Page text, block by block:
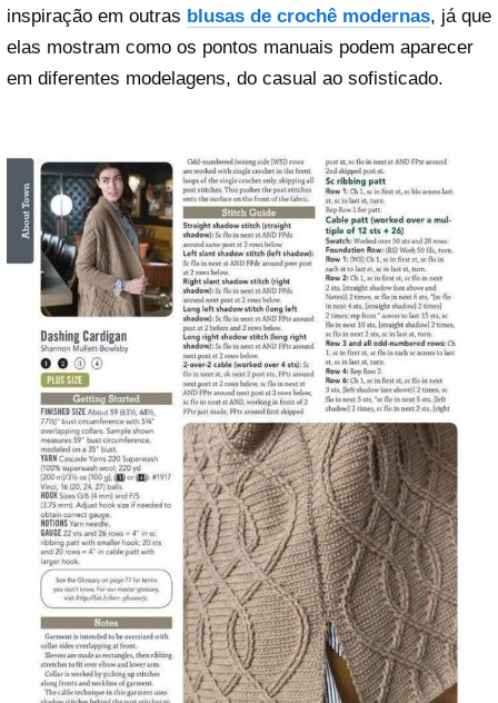
inspiração em outras blusas de crochê modernas, já que
elas mostram como os pontos manuais podem aparecer
em diferentes modelagens, do casual ao sofisticado.